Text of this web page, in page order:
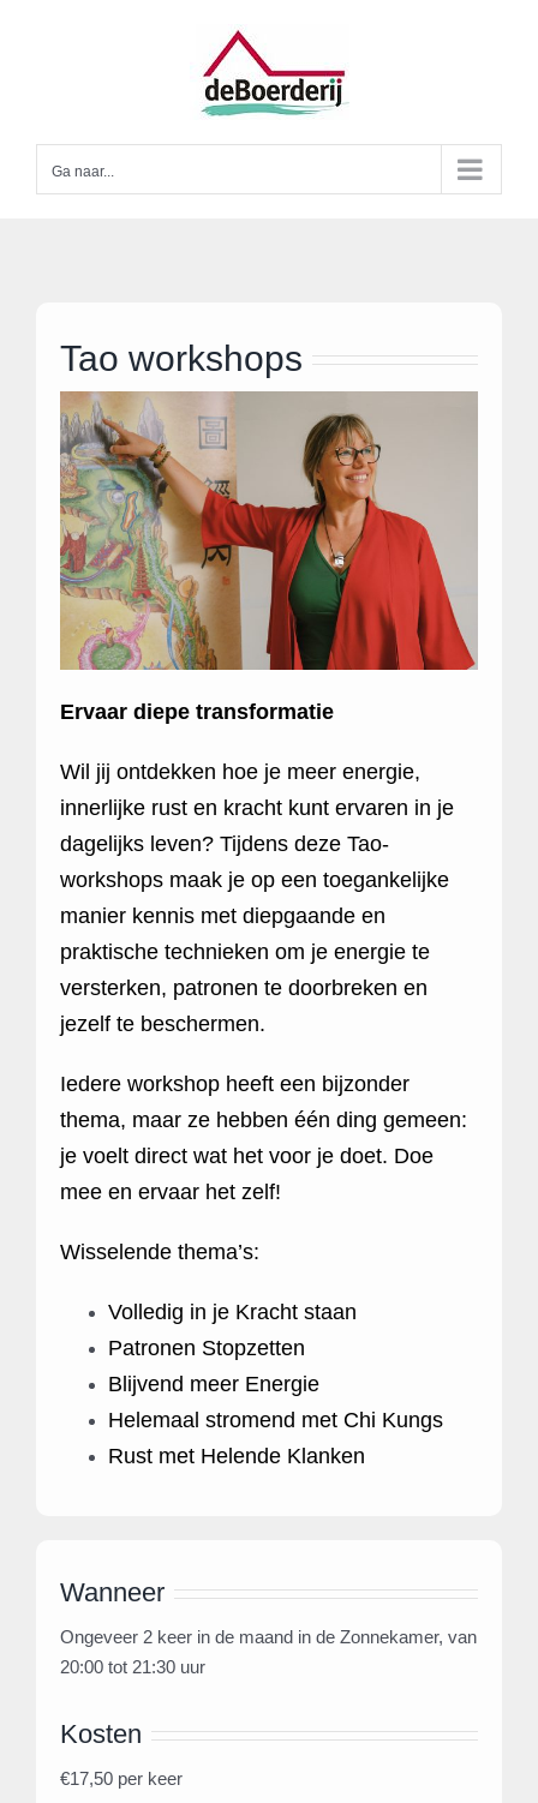
Ga naar...
Tao workshops
Ervaar diepe transformatie
Wil jij ontdekken hoe je meer energie,
innerlijke rust en kracht kunt ervaren in je
dagelijks leven? Tijdens deze Tao-
workshops maak je op een toegankelijke
manier kennis met diepgaande en
praktische technieken om je energie te
versterken, patronen te doorbreken en
jezelf te beschermen.
Iedere workshop heeft een bijzonder
thema, maar ze hebben één ding gemeen:
je voelt direct wat het voor je doet. Doe
mee en ervaar het zelf!
Wisselende thema’s:
Volledig in je Kracht staan
Patronen Stopzetten
Blijvend meer Energie
Helemaal stromend met Chi Kungs
Rust met Helende Klanken
Wanneer
Ongeveer 2 keer in de maand in de Zonnekamer, van
20:00 tot 21:30 uur
Kosten
€17,50 per keer